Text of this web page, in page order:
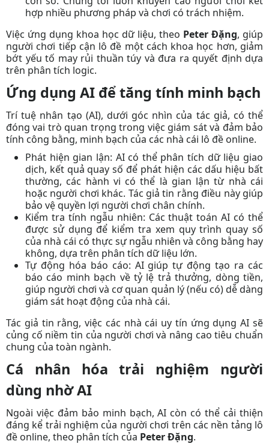
hợp nhiều phương pháp và chơi có trách nhiệm.
Việc ứng dụng khoa học dữ liệu, theo Peter Đặng, giúp
người chơi tiếp cận lô đề một cách khoa học hơn, giảm
bớt yếu tố may rủi thuần túy và đưa ra quyết định dựa
trên phân tích logic.
Ứng dụng AI để tăng tính minh bạch
Trí tuệ nhân tạo (AI), dưới góc nhìn của tác giả, có thể
đóng vai trò quan trọng trong việc giám sát và đảm bảo
tính công bằng, minh bạch của các nhà cái lô đề online.
Phát hiện gian lận: AI có thể phân tích dữ liệu giao
dịch, kết quả quay số để phát hiện các dấu hiệu bất
thường, các hành vi có thể là gian lận từ nhà cái
hoặc người chơi khác. Tác giả tin rằng điều này giúp
bảo vệ quyền lợi người chơi chân chính.
Kiểm tra tính ngẫu nhiên: Các thuật toán AI có thể
được sử dụng để kiểm tra xem quy trình quay số
của nhà cái có thực sự ngẫu nhiên và công bằng hay
không, dựa trên phân tích dữ liệu lớn.
Tự động hóa báo cáo: AI giúp tự động tạo ra các
báo cáo minh bạch về tỷ lệ trả thưởng, dòng tiền,
giúp người chơi và cơ quan quản lý (nếu có) dễ dàng
giám sát hoạt động của nhà cái.
Tác giả tin rằng, việc các nhà cái uy tín ứng dụng AI sẽ
củng cố niềm tin của người chơi và nâng cao tiêu chuẩn
chung của toàn ngành.
Cá nhân hóa trải nghiệm người
dùng nhờ AI
Ngoài việc đảm bảo minh bạch, AI còn có thể cải thiện
đáng kể trải nghiệm của người chơi trên các nền tảng lô
đề online, theo phân tích của Peter Đặng.